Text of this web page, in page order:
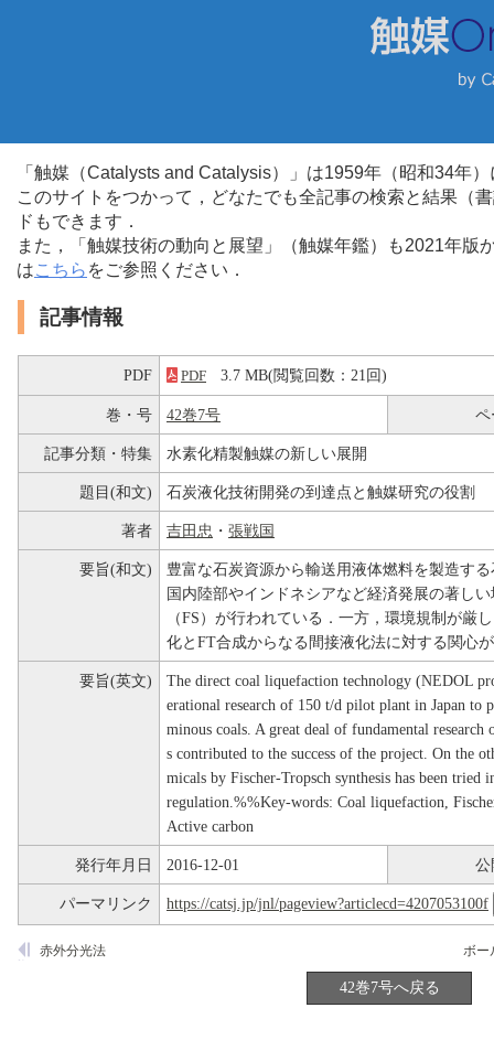
「触媒（Catalysts and Catalysis）」は1959年（昭和34年
このサイトをつかって，どなたでも全記事の検索と結果（
ドもできます．
また，「触媒技術の動向と展望」（触媒年鑑）も2021年
はこちら をご参照ください．
記事情報
PDF PDF 3.7 MB(閲覧回数：21回)
巻・号 42巻7号 ペ
記事分類・特集 水素化精製触媒の新しい展開
題目(和文) 石炭液化技術開発の到達点と触媒研究の役割
著者 吉田忠 ・ 張戦国
要旨(和文)
豊富な石炭資源から輸送用液体燃料を製造す
国内陸部やインドネシアなど経済発展の著し
（FS）が行われている．一方，環境規制が厳
化とFT合成からなる間接液化法に対する関心
要旨(英文)
The direct coal liquefaction technology (NEDOL
erational research of 150 t/d pilot plant in Japan to
minous coals. A great deal of fundamental
s contributed to the success of the project. On the
micals by Fischer-Tropsch synthesis has been tried
regulation.%%Key-words: Coal liquefaction,
Active carbon
発行年月日 2016-12-01 公
パーマリンク https://catsj.jp/jnl/pageview?articlecd=4207053100f
赤外分光法
42巻7号へ戻る